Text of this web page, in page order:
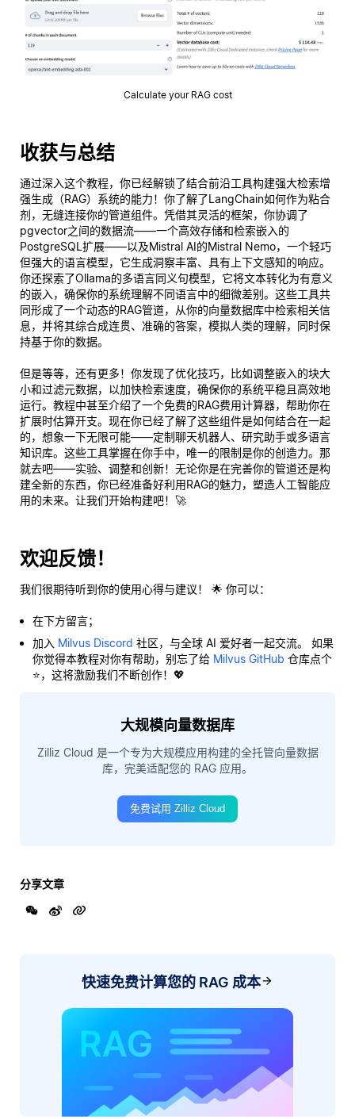
Calculate your RAG cost
收获与总结
通过深入这个教程，你已经解锁了结合前沿工具构建强大检索增
强生成（RAG）系统的能力！你了解了LangChain如何作为粘合
剂，无缝连接你的管道组件。凭借其灵活的框架，你协调了
pgvector之间的数据流——一个高效存储和检索嵌入的
PostgreSQL扩展——以及Mistral AI的Mistral Nemo，一个轻巧
但强大的语言模型，它生成洞察丰富、具有上下文感知的响应。
你还探索了Ollama的多语言同义句模型，它将文本转化为有意义
的嵌入，确保你的系统理解不同语言中的细微差别。这些工具共
同形成了一个动态的RAG管道，从你的向量数据库中检索相关信
息，并将其综合成连贯、准确的答案，模拟人类的理解，同时保
持基于你的数据。
但是等等，还有更多！你发现了优化技巧，比如调整嵌入的块大
小和过滤元数据，以加快检索速度，确保你的系统平稳且高效地
运行。教程中甚至介绍了一个免费的RAG费用计算器，帮助你在
扩展时估算开支。现在你已经了解了这些组件是如何结合在一起
的，想象一下无限可能——定制聊天机器人、研究助手或多语言
知识库。这些工具掌握在你手中，唯一的限制是你的创造力。那
就去吧——实验、调整和创新！无论你是在完善你的管道还是构
建全新的东西，你已经准备好利用RAG的魅力，塑造人工智能应
用的未来。让我们开始构建吧！🚀
欢迎反馈！
我们很期待听到你的使用心得与建议！ 🌟 你可以：
在下方留言；
加入 Milvus Discord 社区，与全球 AI 爱好者一起交流。 如果
你觉得本教程对你有帮助，别忘了给 Milvus GitHub 仓库点个
⭐，这将激励我们不断创作！💖
大规模向量数据库
Zilliz Cloud 是一个专为大规模应用构建的全托管向量数据
库，完美适配您的 RAG 应用。
免费试用 Zilliz Cloud
分享文章
快速免费计算您的 RAG 成本